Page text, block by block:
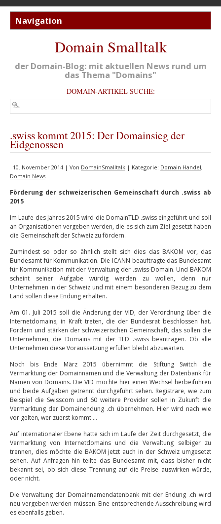
Domain Smalltalk
der Domain-Blog: mit aktuellen News rund um
das Thema "Domains"
DOMAIN-ARTIKEL SUCHE:
.swiss kommt 2015: Der Domainsieg der
Eidgenossen
10. November 2014 | Von DomainSmalltalk | Kategorie: Domain Handel,
Domain News
Förderung der schweizerischen Gemeinschaft durch .swiss ab
2015
Im Laufe des Jahres 2015 wird die DomainTLD .swiss eingeführt und soll
an Organisationen vergeben werden, die es sich zum Ziel gesetzt haben
die Gemeinschaft der Schweiz zu fördern.
Zumindest so oder so ähnlich stellt sich dies das BAKOM vor, das
Bundesamt für Kommunikation. Die ICANN beauftragte das Bundesamt
für Kommunikation mit der Verwaltung der .swiss-Domain. Und BAKOM
scheint seiner Aufgabe würdig werden zu wollen, denn nur
Unternehmen in der Schweiz und mit einem besonderen Bezug zu dem
Land sollen diese Endung erhalten.
Am 01. Juli 2015 soll die Änderung der VID, der Verordnung über die
Internetdomains, in Kraft treten, die der Bundesrat beschlossen hat.
Fördern und stärken der schweizerischen Gemeinschaft, das sollen die
Unternehmen, die Domains mit der TLD .swiss beantragen. Ob alle
Unternehmen diese Voraussetzung erfüllen bleibt abzuwarten.
Noch bis Ende März 2015 übernimmt die Stiftung Switch die
Vermarktung der Domainnamen und die Verwaltung der Datenbank für
Namen von Domains. Die VID möchte hier einen Wechsel herbeiführen
und beide Aufgaben getrennt durchgeführt sehen. Registrare, wie zum
Beispiel die Swisscom und 60 weitere Provider sollen in Zukunft die
Vermarktung der Domainendung .ch übernehmen. Hier wird nach wie
vor gelten, wer zuerst kommt …
Auf internationaler Ebene hatte sich im Laufe der Zeit durchgesetzt, die
Vermarktung von Internetdomains und die Verwaltung selbiger zu
trennen, dies möchte die BAKOM jetzt auch in der Schweiz umgesetzt
sehen. Auf Anfragen hin teilte das Bundesamt mit, dass bisher nicht
bekannt sei, ob sich diese Trennung auf die Preise auswirken würde,
oder nicht.
Die Verwaltung der Domainnamendatenbank mit der Endung .ch wird
neu vergeben werden müssen. Eine entsprechende Ausschreibung wird
es ebenfalls geben.